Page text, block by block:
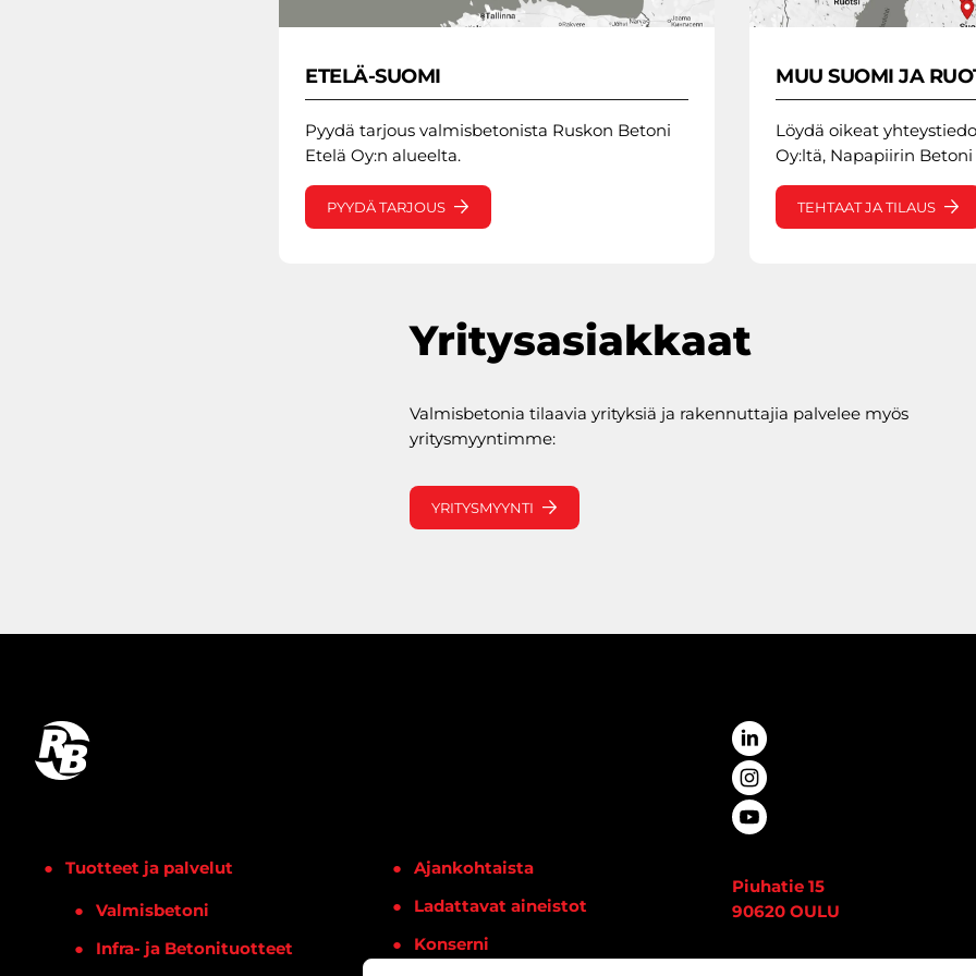
ETELÄ-SUOMI
Pyydä tarjous valmisbetonista Ruskon Betoni
Etelä Oy:n alueelta.
PYYDÄ TARJOUS
MUU SUOMI JA
Löydä oikeat
Oy:ltä, Napapiirin
TEHTAAT JA TILAUS
Yritysasiakkaat
Valmisbetonia tilaavia yrityksiä ja rakennuttajia palvelee myös
yritysmyyntimme:
YRITYSMYYNTI
Tuotteet ja palvelut
Valmisbetoni
Infra- ja Betonituotteet
Ajankohtaista
Ladattavat aineistot
Konserni
Piuhatie 15
90620 OULU